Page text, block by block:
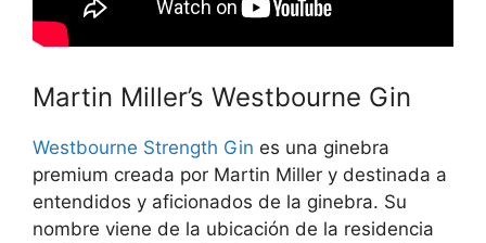
Martin Miller’s Westbourne Gin
Westbourne Strength Gin es una ginebra
premium creada por Martin Miller y destinada a
entendidos y aficionados de la ginebra. Su
nombre viene de la ubicación de la residencia